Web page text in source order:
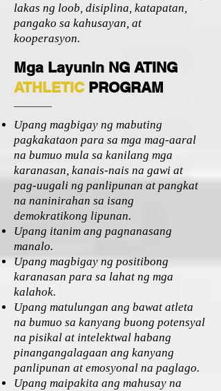
lakas ng loob, disiplina, katapatan,
pangako sa kahusayan, at
kooperasyon.
Mga Layunin NG ATING
ATHLETIC PROGRAM
Upang magbigay ng mabuting
pagkakataon para sa mga mag-aaral
na bumuo mula sa kanilang mga
karanasan, kanais-nais na gawi at
pag-uugali ng panlipunan at pangkat
na naninirahan sa isang
demokratikong lipunan.
Upang itanim ang pagnanasang
manalo.
Upang magbigay ng positibong
karanasan para sa lahat ng mga
kalahok.
Upang matulungan ang bawat atleta
na bumuo sa kanyang buong potensyal
na pisikal at intelektwal habang
pinangangalagaan ang kanyang
panlipunan at emosyonal na paglago.
Upang maipakita ang mahusay na